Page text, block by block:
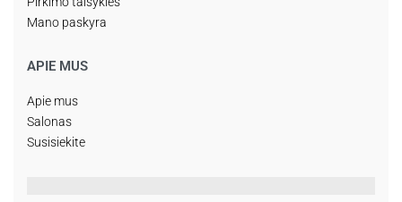
Mano paskyra
APIE MUS
Apie mus
Salonas
Susisiekite